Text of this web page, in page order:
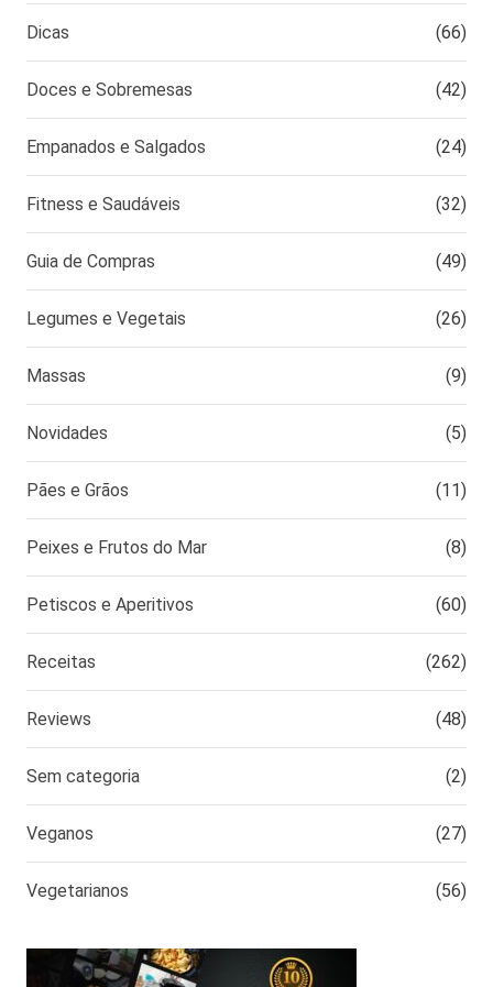
Dicas (66)
Doces e Sobremesas (42)
Empanados e Salgados (24)
Fitness e Saudáveis (32)
Guia de Compras (49)
Legumes e Vegetais (26)
Massas (9)
Novidades (5)
Pães e Grãos (11)
Peixes e Frutos do Mar (8)
Petiscos e Aperitivos (60)
Receitas (262)
Reviews (48)
Sem categoria (2)
Veganos (27)
Vegetarianos (56)